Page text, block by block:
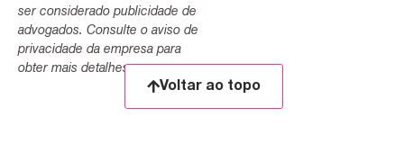
ser considerado publicidade de
advogados. Consulte o aviso de
privacidade da empresa para
obter mais detalhes.
Voltar ao topo